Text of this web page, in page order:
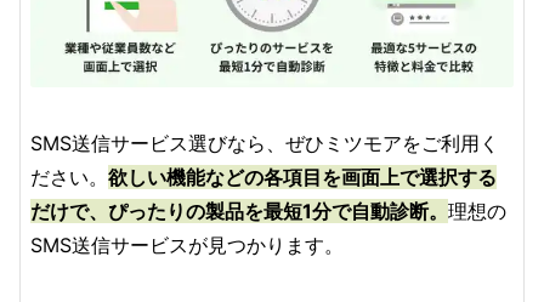
SMS送信サービス選びなら、ぜひミツモアをご利用く
ださい。 欲しい機能などの各項目を画面上で選択する
だけで、ぴったりの製品を最短1分で自動診断。 理想の
SMS送信サービスが見つかります。